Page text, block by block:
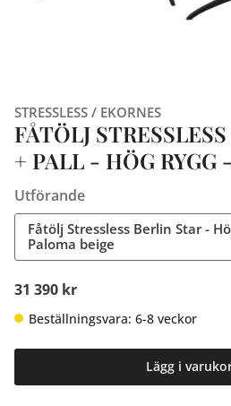
STRESSLESS / EKORNES
FÅTÖLJ
+ PALL - HÖG RYGG
Utförande
Fåtölj Stressless Berlin Star -
Paloma beige
31 390 kr
Beställningsvara: 6-8 veckor
Lägg i